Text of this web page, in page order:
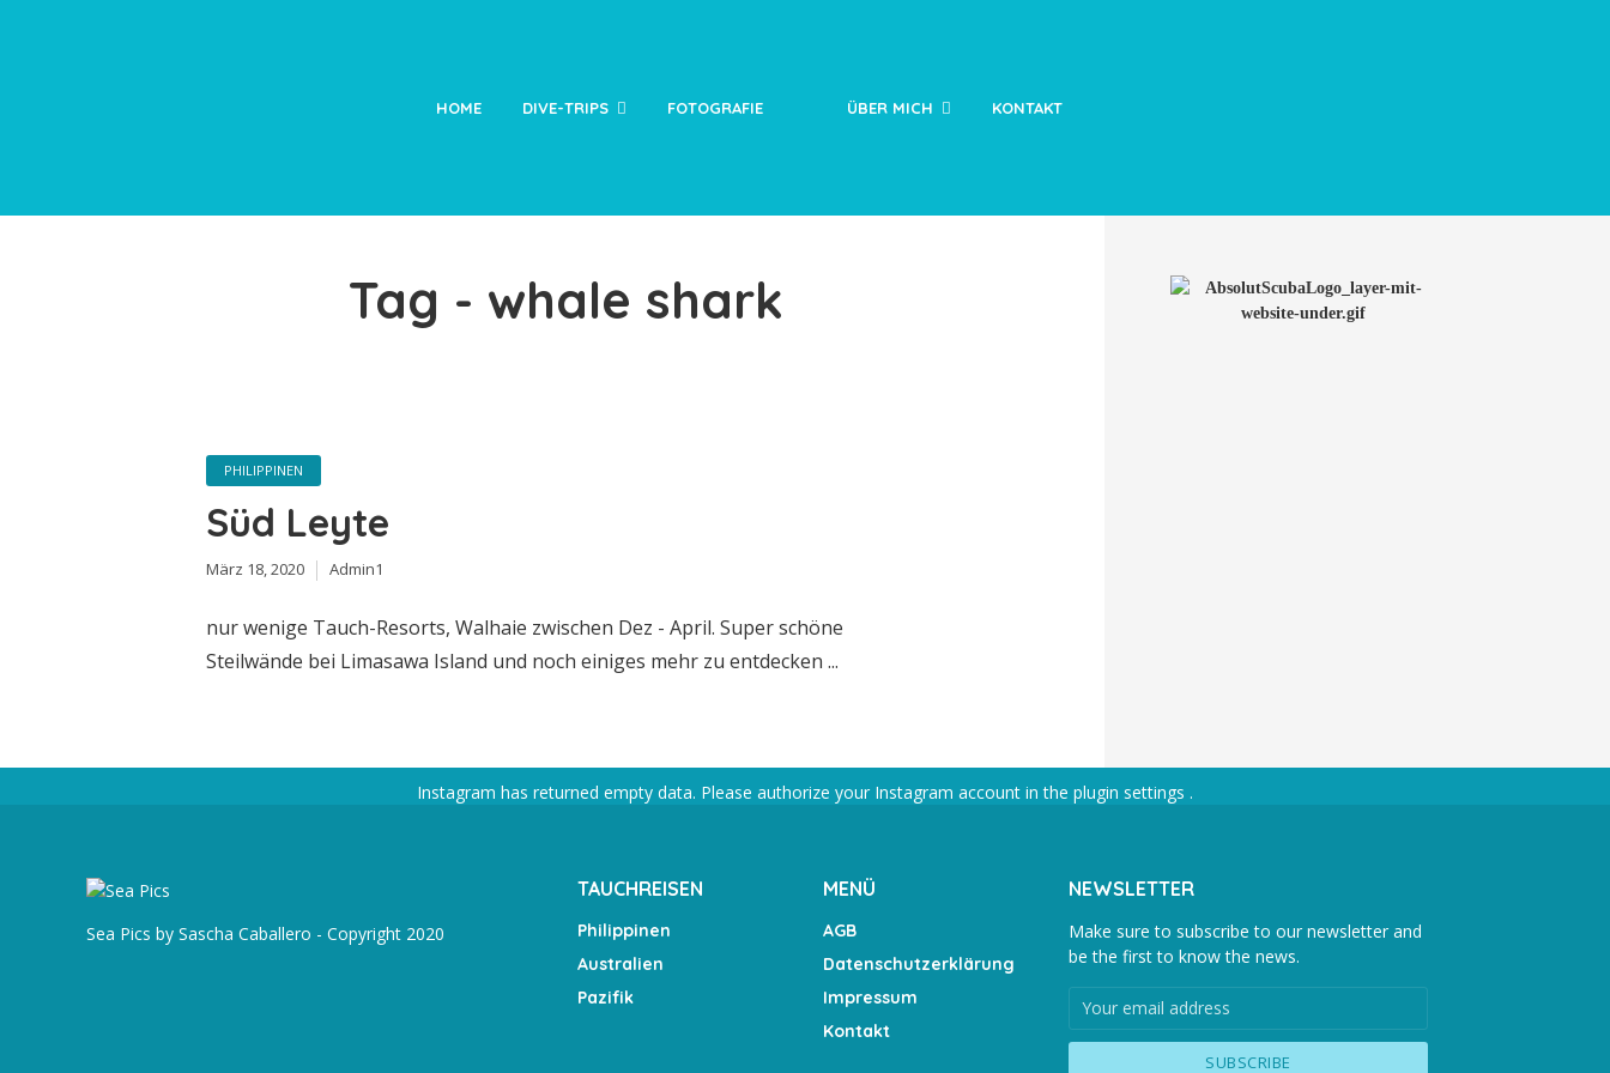
HOME DIVE-TRIPS FOTOGRAFIE ÜBER MICH KONTAKT
Tag - whale shark
PHILIPPINEN
Süd Leyte
März 18, 2020 Admin1
nur wenige Tauch-Resorts, Walhaie zwischen Dez - April. Super schöne
Steilwände bei Limasawa Island und noch einiges mehr zu entdecken ...
Instagram has returned empty data. Please authorize your Instagram account in the plugin settings .
Sea Pics by Sascha Caballero - Copyright 2020
TAUCHREISEN
Philippinen
Australien
Pazifik
MENÜ
AGB
Datenschutzerklärung
Impressum
Kontakt
NEWSLETTER
Make sure to subscribe to our newsletter and
be the first to know the news.